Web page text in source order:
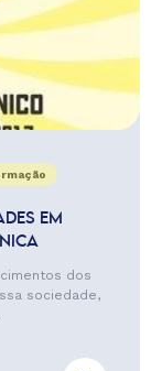
EM
dos
sociedade,